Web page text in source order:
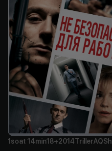
1soat 14min18+2014TrillerAQSh